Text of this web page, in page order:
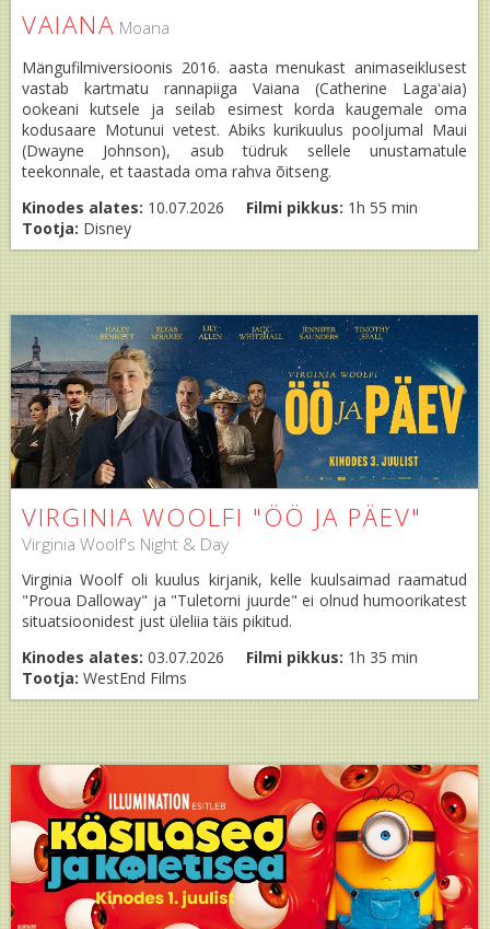
VAIANA Moana
Mängufilmiversioonis 2016. aasta menukast animaseiklusest
vastab kartmatu rannapiiga Vaiana (Catherine Lagaʻaia)
ookeani kutsele ja seilab esimest korda kaugemale oma
kodusaare Motunui vetest. Abiks kurikuulus pooljumal Maui
(Dwayne Johnson), asub tüdruk sellele unustamatule
teekonnale, et taastada oma rahva õitseng.
Kinodes alates: 10.07.2026 Filmi pikkus: 1h 55 min
Tootja: Disney
VIRGINIA WOOLFI "ÖÖ JA PÄEV"
Virginia Woolf's Night & Day
Virginia Woolf oli kuulus kirjanik, kelle kuulsaimad raamatud
"Proua Dalloway" ja "Tuletorni juurde" ei olnud humoorikatest
situatsioonidest just üleliia täis pikitud.
Kinodes alates: 03.07.2026 Filmi pikkus: 1h 35 min
Tootja: WestEnd Films